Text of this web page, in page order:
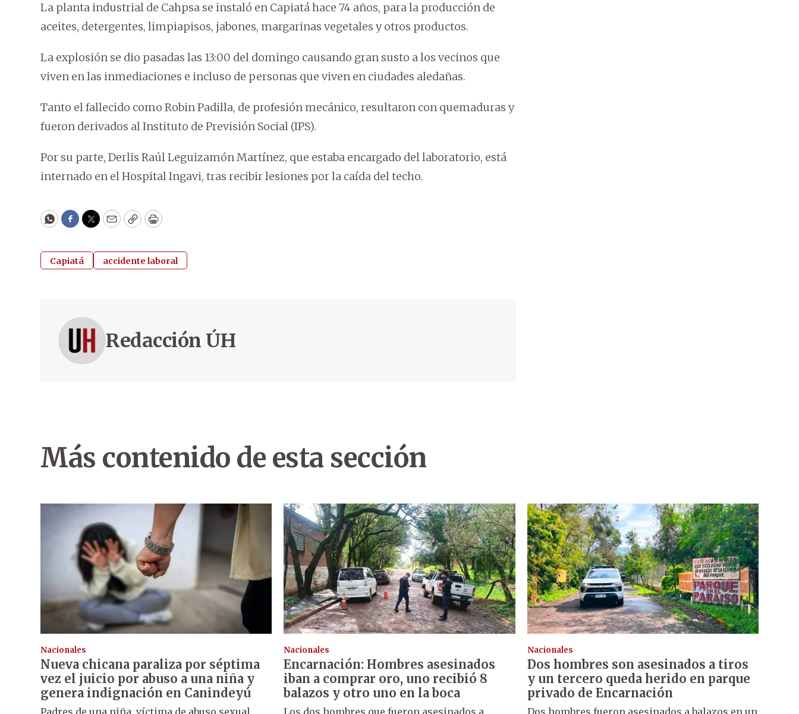
La planta industrial de Cahpsa se instaló en Capiatá hace 74 años, para la producción de
aceites, detergentes, limpiapisos, jabones, margarinas vegetales y otros productos.
La explosión se dio pasadas las 13:00 del domingo causando gran susto a los vecinos que
viven en las inmediaciones e incluso de personas que viven en ciudades aledañas.
Tanto el fallecido como Robin Padilla, de profesión mecánico, resultaron con quemaduras y
fueron derivados al Instituto de Previsión Social (IPS).
Por su parte, Derlis Raúl Leguizamón Martínez, que estaba encargado del laboratorio, está
internado en el Hospital Ingavi, tras recibir lesiones por la caída del techo.
WhatsApp
Facebook
Twitter
EmailCopyPrint
Capiatá accidente laboral
Redacción ÚH
Más contenido de esta sección
Nacionales
Nueva chicana paraliza por séptima
vez el juicio por abuso a una niña y
genera indignación en Canindeyú
Nacionales
Encarnación: Hombres asesinados
iban a comprar oro, uno recibió 8
balazos y otro uno en la boca
Nacionales
Dos hombres son asesinados a tiros
y un tercero queda herido en parque
privado de Encarnación